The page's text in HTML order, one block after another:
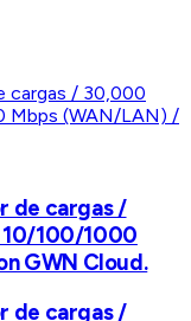
de cargas /
10/100/1000
GWN Cloud.
de cargas /